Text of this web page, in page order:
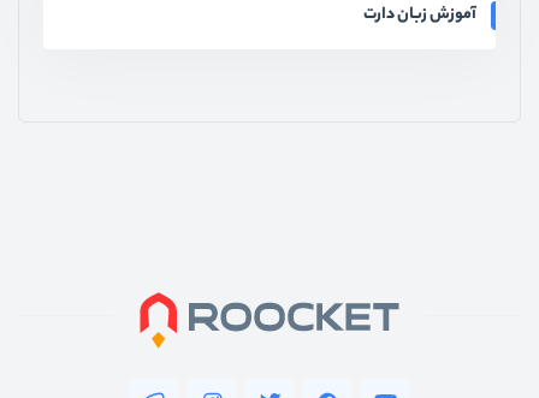
آموزش زبان دارت